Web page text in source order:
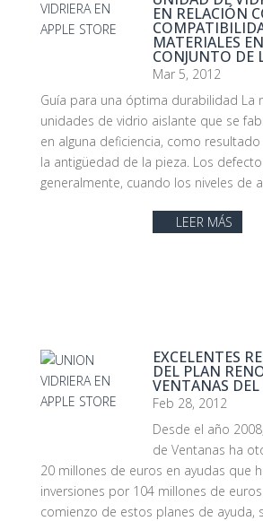
EN RELACIÓN
MATERIALES
CONJUNTO DE
Mar 5, 2012
Guía para una óptima durabilidad La
unidades de vidrio aislante que se
en alguna deficiencia, como
la antigüedad de la pieza. Los
generalmente, cuando los niveles de
LEER MÁS
EXCELENTES
DEL PLAN
VENTANAS DEL
Feb 28, 2012
Desde el año
de Ventanas ha
20 millones de euros en ayudas que
inversiones por 104 millones de
comienzo de estos planes de ayuda,